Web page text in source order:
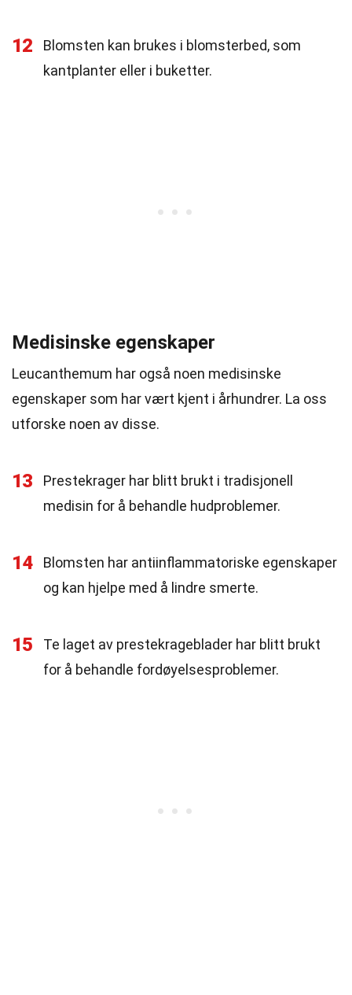
12
Blomsten kan brukes i blomsterbed, som
kantplanter eller i buketter.
Medisinske egenskaper
Leucanthemum har også noen medisinske
egenskaper som har vært kjent i århundrer. La oss
utforske noen av disse.
13
Prestekrager har blitt brukt i tradisjonell
medisin for å behandle hudproblemer.
14
Blomsten har antiinflammatoriske egenskaper
og kan hjelpe med å lindre smerte.
15
Te laget av prestekrageblader har blitt brukt
for å behandle fordøyelsesproblemer.